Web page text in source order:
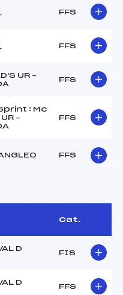
FFS
FFS
UR –
FFS
: Mc
–
FFS
FFS
Cat.
D
FIS
D
FFS